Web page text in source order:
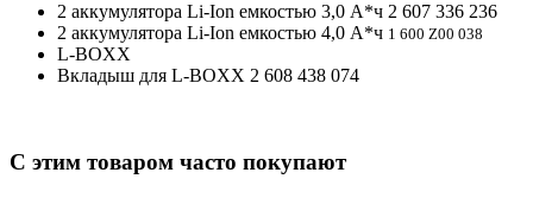
2 аккумулятора Li-Ion емкостью 3,0 А*ч 2 607 336 236
2 аккумулятора Li-Ion емкостью 4,0 А*ч 1 600 Z00 038
L-BOXX
Вкладыш для L-BOXX 2 608 438 074
С этим товаром часто покупают